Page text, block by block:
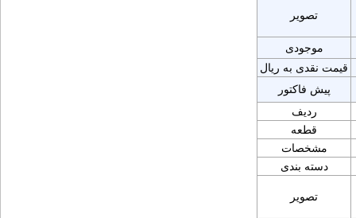
تصویر
موجودی
قیمت نقدی به ریال
پیش فاکتور
ردیف
قطعه
مشخصات
دسته بندی
تصویر